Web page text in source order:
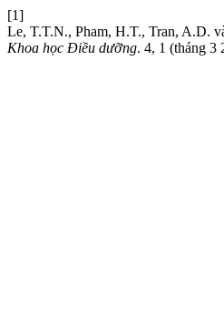
[1]
Le, T.T.N., Pham, H.T., Tran, A.D.
Khoa học Điều dưỡng. 4, 1 (tháng 3